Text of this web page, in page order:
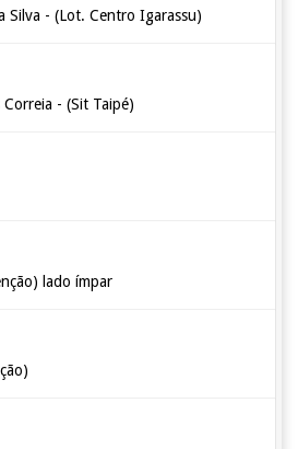
Silva - (Lot. Centro Igarassu)
- (Sit Taipé)
lado ímpar